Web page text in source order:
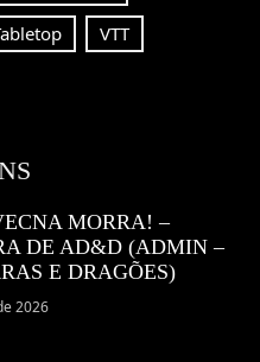
VTT
MORRA! –
DE AD&D (ADMIN –
E DRAGÕES)
2026